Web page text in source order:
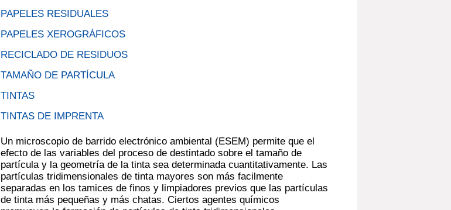
PAPELES RESIDUALES
PAPELES XEROGRÁFICOS
RECICLADO DE RESIDUOS
TAMAÑO DE PARTÍCULA
TINTAS
TINTAS DE IMPRENTA
Un microscopio de barrido electrónico ambiental (ESEM) permite que el
efecto de las variables del proceso de destintado sobre el tamaño de
partícula y la geometría de la tinta sea determinada cuantitativamente. Las
partículas tridimensionales de tinta mayores son más facilmente
separadas en los tamices de finos y limpiadores previos que las partículas
de tinta más pequeñas y más chatas. Ciertos agentes químicos